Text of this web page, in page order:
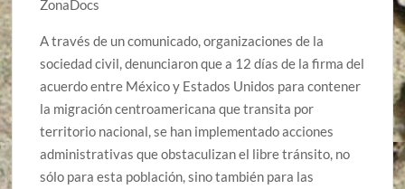
ZonaDocs
A través de un comunicado, organizaciones de la
sociedad civil, denunciaron que a 12 días de la firma del
acuerdo entre México y Estados Unidos para contener
la migración centroamericana que transita por
territorio nacional, se han implementado acciones
administrativas que obstaculizan el libre tránsito, no
sólo para esta población, sino también para las